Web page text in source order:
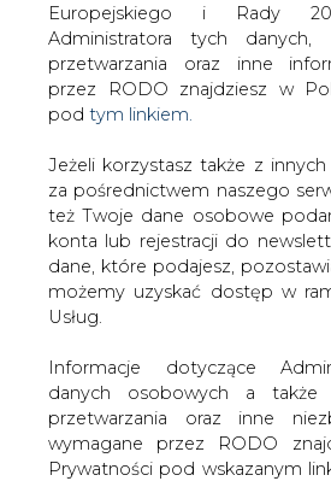
WŁĄCZ CIRE.TV
Europejskiego i Rady
Administratora tych
przetwarzania oraz inne
przez RODO znajdziesz w
pod tym linkiem.
Jeżeli korzystasz także z
za pośrednictwem naszego
też Twoje dane osobowe
konta lub rejestracji do
dane, które podajesz,
możemy uzyskać dostęp w
Usług.
Informacje dotyczące
danych osobowych a
przetwarzania oraz inne
wymagane przez RODO
Prywatności pod wskazanym
Strona główna
SERWIS
/ Tanieją akcje CEZ-u
2007-01-08 00:00